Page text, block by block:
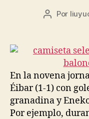
Autor
entrada
Por
En la novena
Éibar (1-1) con
granadina y
Por ejemplo,